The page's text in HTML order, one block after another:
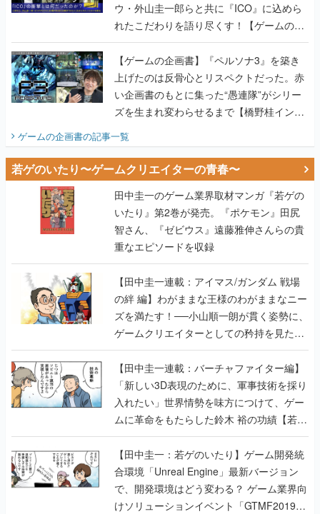
ウ・外山圭一郎らと共に『ICO』に込めら
れたこだわりを語り尽くす！【ゲームの企
画書】
【ゲームの企画書】『ペルソナ3』を築き
上げたのは反骨心とリスペクトだった。赤
い企画書のもとに集った“愚連隊”がシリー
ズを生まれ変わらせるまで【橋野桂インタ
ビュー】
ゲームの企画書の記事一覧
若ゲのいたり〜ゲームクリエイターの青春〜
田中圭一のゲーム業界取材マンガ『若ゲの
いたり』第2巻が発売。『ポケモン』田尻
智さん、『ゼビウス』遠藤雅伸さんらの貴
重なエピソードを収録
【田中圭一連載：アイマス/ガンダム 戦場
の絆 編】わがままな王様のわがままなニー
ズを満たす！──小山順一朗が貫く姿勢に、
ゲームクリエイターとしての矜持を見た
【若ゲのいたり最終回】
【田中圭一連載：バーチャファイター編】
「新しい3D表現のために、軍事技術を採り
入れたい」世界情勢を味方につけて、ゲー
ムに革命をもたらした鈴木 裕の功績【若ゲ
のいたり】
【田中圭一：若ゲのいたり】ゲーム開発統
合環境「Unreal Engine」最新バージョン
で、開発環境はどう変わる？ ゲーム業界向
けソリューションイベント「GTMF2019」